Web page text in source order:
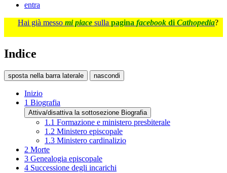
entra
Hai già messo mi piace sulla pagina facebook di Cathopedia?
Indice
sposta nella barra laterale nascondi
Inizio
1 Biografia
Attiva/disattiva la sottosezione Biografia
1.1 Formazione e ministero presbiterale
1.2 Ministero episcopale
1.3 Ministero cardinalizio
2 Morte
3 Genealogia episcopale
4 Successione degli incarichi